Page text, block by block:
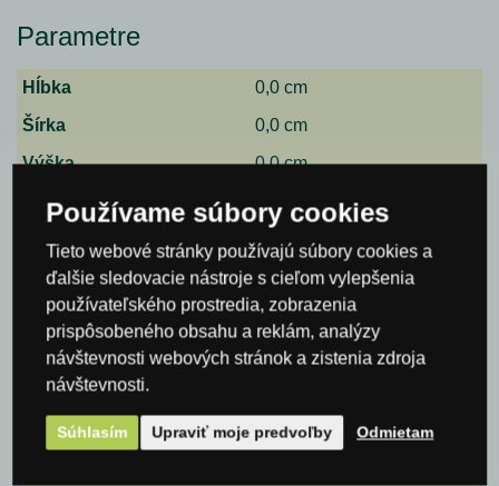
Parametre
Hĺbka
0,0 cm
Šírka
0,0 cm
Výška
0,0 cm
Spýtajte sa nás
E-mail*
Komentár
Používame súbory cookies
Tieto webové stránky používajú súbory cookies a
ďalšie sledovacie nástroje s cieľom vylepšenia
používateľského prostredia, zobrazenia
prispôsobeného obsahu a reklám, analýzy
návštevnosti webových stránok a zistenia zdroja
návštevnosti.
Súhlasím Upraviť moje predvoľby Odmietam